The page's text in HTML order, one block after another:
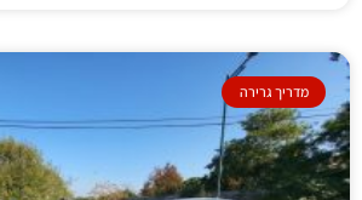
מדריך גרירה